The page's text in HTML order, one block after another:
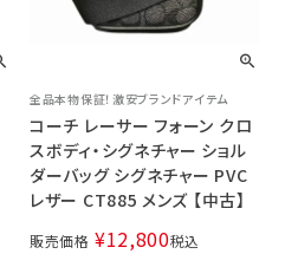
全品本物保証！激安ブランドアイテム
コーチ レーサー フォーン クロ
スボディ・シグネチャー ショル
ダーバッグ シグネチャー PVC
レザー CT885 メンズ 【中古】
販売価格 ¥12,800税込